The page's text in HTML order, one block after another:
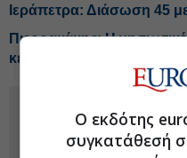
Ιεράπετρα: Διάσωση 45
Πιερρακάκης: Η
κεφάλαιο για τη χώρα
Ο εκδότης
συγκατάθεσή